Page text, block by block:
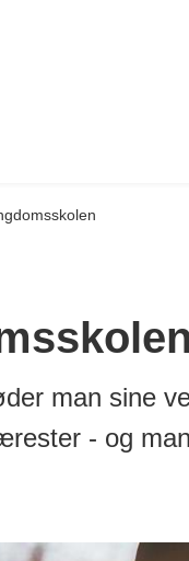
man sine
- og